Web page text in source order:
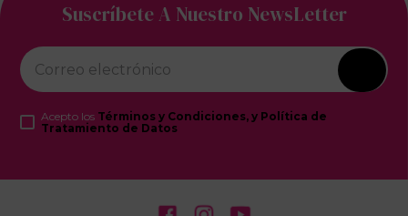
Suscríbete A Nuestro NewsLetter
Acepto los Términos y Condiciones, y Política de
Tratamiento de Datos